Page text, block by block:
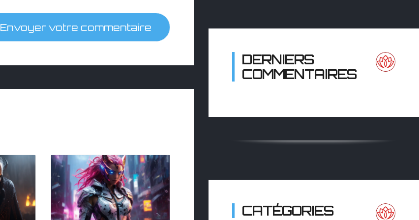
Envoyer votre commentaire
DERNIERS
COMMENTAIRES
CATÉGORIES